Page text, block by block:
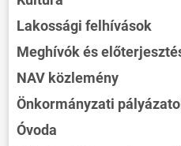
Lakossági felhívások
Meghívók és
NAV közlemény
Önkormányzati
Óvoda